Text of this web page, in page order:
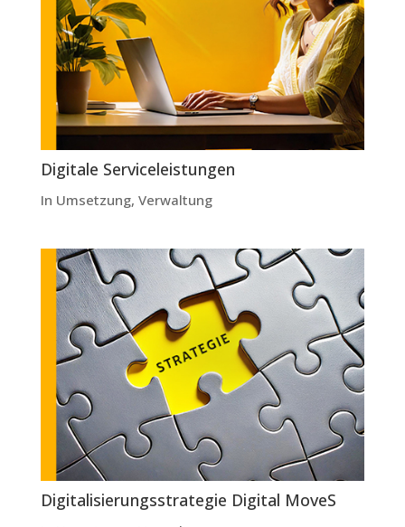
Digitale Serviceleistungen
In Umsetzung, Verwaltung
Digitalisierungsstrategie Digital MoveS